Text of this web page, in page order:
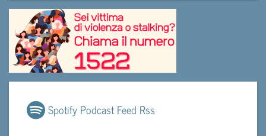
Spotify Podcast Feed Rss